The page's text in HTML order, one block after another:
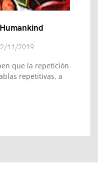
11/2019
que la repetición
repetitivas, a